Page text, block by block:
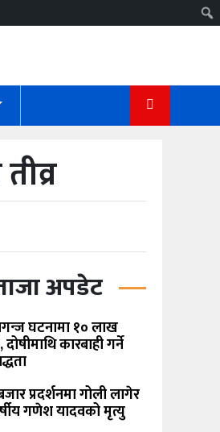
अपडेट
घटनामा १० लाख
कारबाही गर्ने
प्रदर्शनमा गोली लागेर
गणेश यादवको मृत्यु